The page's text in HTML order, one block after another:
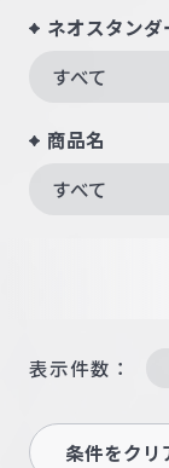
ネオスタン
すべて
商品名
すべて
表示件数：
条件をクリ